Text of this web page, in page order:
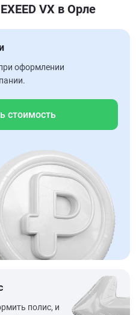
VX в Орле
оформлении
стоимость
полис, и